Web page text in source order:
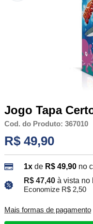
Jogo Tapa
Cod. do Produto: 367010
R$ 49,90
1xde R$ 49,90 no
R$ 47,40 à vista no
Economize R$ 2,50
Mais formas de pagamento